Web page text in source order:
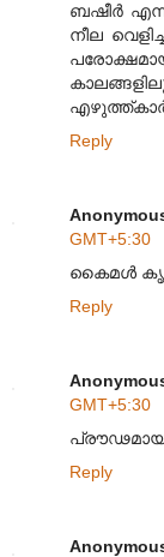
ബഷീർ
നീല
Reply
GMT+5:30
കൈമൾ
Reply
GMT+5:30
Reply